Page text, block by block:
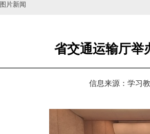
图片新闻
省交通运输厅举
信息来源：学习